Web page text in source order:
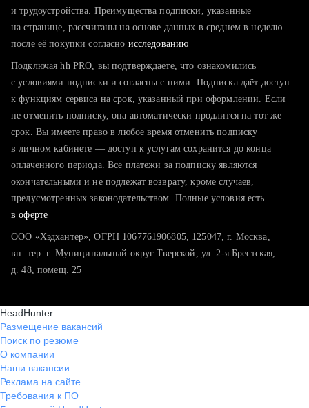
тратите много времени на поиск и вручную поднимаете
хотите сравнить себя с конкурентами и оценить шансы
и трудоустройства. Преимущества подписки, указанные
на странице, рассчитаны на основе данных в среднем в неделю
после её покупки согласно исследованию
Подключая hh PRO, вы подтверждаете, что ознакомились
с условиями подписки и согласны с ними. Подписка даёт доступ
к функциям сервиса на срок, указанный при оформлении. Если
не отменить подписку, она автоматически продлится на тот же
срок. Вы имеете право в любое время отменить подписку
в личном кабинете — доступ к услугам сохранится до конца
оплаченного периода. Все платежи за подписку являются
окончательными и не подлежат возврату, кроме случаев,
предусмотренных законодательством. Полные условия есть
в оферте
ООО «Хэдхантер», ОГРН 1067761906805, 125047, г. Москва,
вн. тер. г. Муниципальный округ Тверской, ул. 2-я Брестская,
д. 48, помещ. 25
HeadHunter
Размещение вакансий
Поиск по резюме
О компании
Наши вакансии
Реклама на сайте
Требования к ПО